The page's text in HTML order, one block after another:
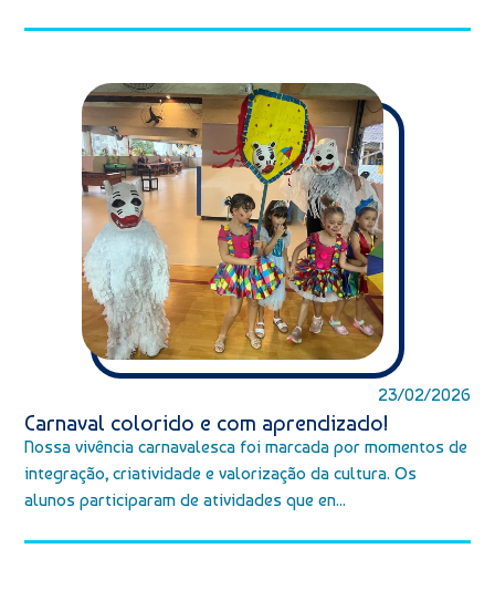
23/02/2026
Carnaval colorido e com aprendizado!
Nossa vivência carnavalesca foi marcada por momentos de
integração, criatividade e valorização da cultura. Os
alunos participaram de atividades que en...